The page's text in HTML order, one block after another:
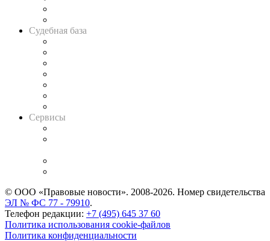
Судебная база
Сервисы
© ООО «Правовые новости». 2008-2026. Номер свидетельства
ЭЛ № ФС 77 - 79910.
Телефон редакции: +7 (495) 645 37 60
Политика использования cookie-файлов
Политика конфиденциальности